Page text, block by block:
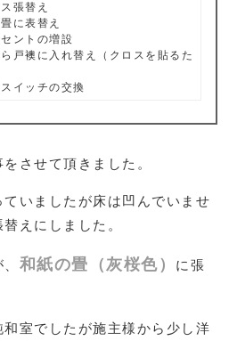
張替え
に表替え
ントの増設
戸襖に入れ替え（クロスを貼るた
イッチの交換
させて頂きました。
いましたが床は凹んでいませ
えにしました。
和紙の畳（灰桜色）
に張
室でしたが施主様から少し洋